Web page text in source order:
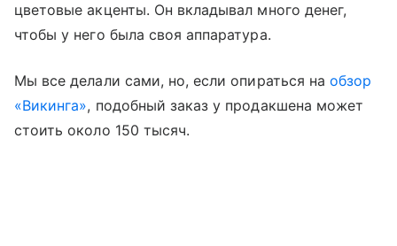
цветовые акценты. Он вкладывал много денег,
чтобы у него была своя аппаратура.
Мы все делали сами, но, если опираться наобзор
«Викинга», подобный заказ у продакшена может
стоить около 150 тысяч.